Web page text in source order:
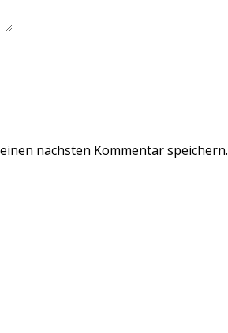
nächsten Kommentar speichern.